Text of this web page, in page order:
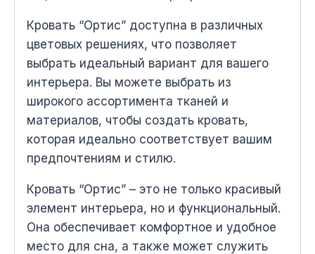
Кровать “Ортис” доступна в различных
цветовых решениях, что позволяет
выбрать идеальный вариант для вашего
интерьера. Вы можете выбрать из
широкого ассортимента тканей и
материалов, чтобы создать кровать,
которая идеально соответствует вашим
предпочтениям и стилю.
Кровать “Ортис” – это не только красивый
элемент интерьера, но и функциональный.
Она обеспечивает комфортное и удобное
место для сна, а также может служить